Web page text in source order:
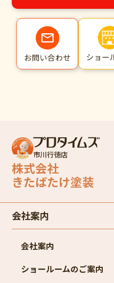
お問い合わせ ショー
市川行徳店
株式会社
きたばたけ塗装
会社案内
会社案内
ショールームのご案内